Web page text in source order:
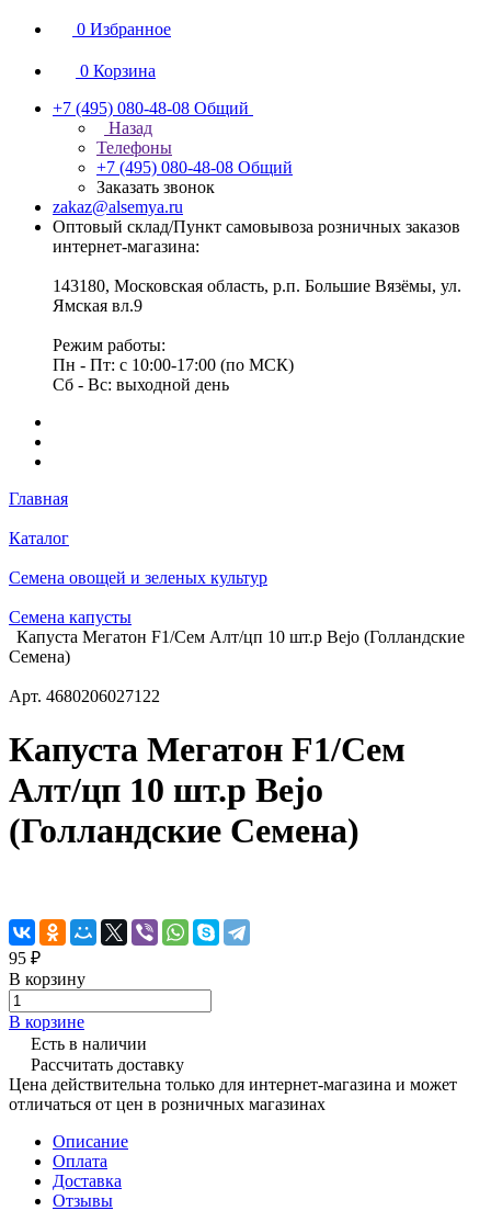
0 Избранное
0 Корзина
+7 (495) 080-48-08 Общий
Назад
Телефоны
+7 (495) 080-48-08 Общий
Заказать звонок
zakaz@alsemya.ru
Оптовый склад/Пункт самовывоза розничных заказов
интернет-магазина:
143180, Московская область, р.п. Большие Вязёмы, ул.
Ямская вл.9
Режим работы:
Пн - Пт: с 10:00-17:00 (по МСК)
Сб - Вс: выходной день
Главная
Каталог
Семена овощей и зеленых культур
Семена капусты
Капуста Мегатон F1/Сем Алт/цп 10 шт.р Bejo (Голландские
Семена)
Арт. 4680206027122
Капуста Мегатон F1/Сем
Алт/цп 10 шт.р Bejo
(Голландские Семена)
95 ₽
В корзину
В корзине
Есть в наличии
Рассчитать доставку
Цена действительна только для интернет-магазина и может
отличаться от цен в розничных магазинах
Описание
Оплата
Доставка
Отзывы